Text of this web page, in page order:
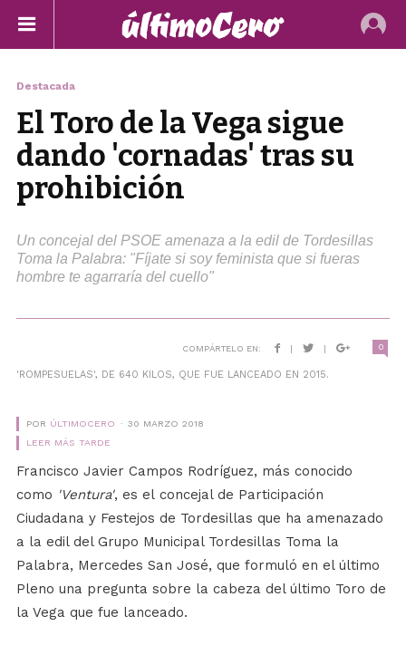
Destacada
El Toro de la Vega sigue
dando 'cornadas' tras su
prohibición
Un concejal del PSOE amenaza a la edil de Tordesillas
Toma la Palabra: "Fíjate si soy feminista que si fueras
hombre te agarraría del cuello"
COMPÁRTELO EN: | | 0
'ROMPESUELAS', DE 640 KILOS, QUE FUE LANCEADO EN 2015.
POR ÚLTIMOCERO
30 MARZO 2018
LEER MÁS TARDE
Francisco Javier Campos Rodríguez, más conocido
como 'Ventura', es el concejal de Participación
Ciudadana y Festejos de Tordesillas que ha amenazado
a la edil del Grupo Municipal Tordesillas Toma la
Palabra, Mercedes San José, que formuló en el último
Pleno una pregunta sobre la cabeza del último Toro de
la Vega que fue lanceado.